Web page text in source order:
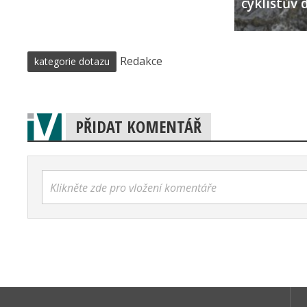
kategorie dotazu Redakce
PŘIDAT KOMENTÁŘ
Klikněte zde pro vložení komentáře